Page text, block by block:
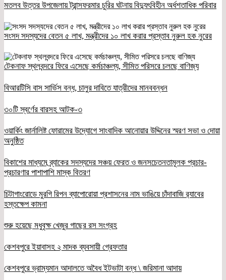
মতলব উত্তর উপজেলায় ট্রান্সফরমার চুরির ঘটনায় বিদ্যুৎবিহীন অর্ধশতাধিক পরিবার
সংসদ সদস্যদের বেতন ৫ লাখ, মন্ত্রীদের ১০ লাখ করার প্রস্তাব নুরুল হক নুরের
টেকনাফ স্থলবন্দরে ফিরে এসেছে কর্মচাঞ্চল্য, সীমিত পরিসরে চলছে বাণিজ্য
বিআরটিসি বাস সার্ভিস বন্ধ, চালুর দাবিতে যাত্রীদের মানববন্ধন
৩০টি স্বর্ণের বারসহ আটক-৩
ওয়ার্কিং জার্নালিষ্ট ফোরামের উদ্যোগে সাংবাদিক আনোয়ার উদ্দিনের স্মরণ সভা ও দোয়া
অনুষ্ঠিত
বিকাশের মাধ্যমে ব্র্যাকের সদস্যদের সঞ্চয় ফেরত ও জনসচেতনতামূলক প্রচার-
প্রচারণার পাশাপাশি মাস্ক বিতরণ
চিটাগাংরোডে মুরগি রিপন ব্যাপোরোয়া প্রশাসনের নাম ভাঙিয়ে চাঁদাবাজি র‌্যাবের
হস্তক্ষেপ কামনা
শুরু হয়েছে মধুবৃক্ষ খেজুর গাছের রস সংগ্রহ
কেশবপুরে ইয়াবাসহ ২ মাদক ব্যবসায়ী গ্রেফতার
কেশবপুরে ভ্রাম্যমান আদালতে অবৈধ ইটভাটা বন্ধ \ জরিমানা আদায়